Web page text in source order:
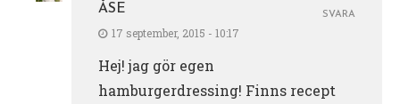
ÅSE
17 september, 2015 - 10:17
Hej! jag gör egen
hamburgerdressing! Finns recept
SVARA